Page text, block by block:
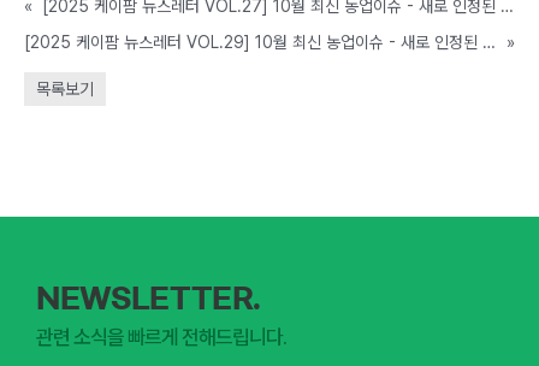
«
[2025 케이팜 뉴스레터 VOL.27] 10월 최신 농업이슈 - 새로 인정된 농업재해는?
[2025 케이팜 뉴스레터 VOL.29] 10월 최신 농업이슈 - 새로 인정된 농업재해는?
»
목록보기
NEWSLETTER.
관련 소식을 빠르게 전해드립니다.